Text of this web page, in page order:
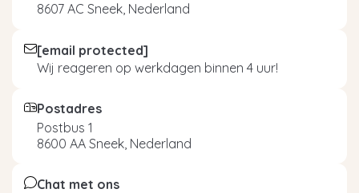
8607 AC Sneek, Nederland
[email protected]
Wij reageren op werkdagen binnen 4 uur!
Postadres
Postbus 1
8600 AA Sneek, Nederland
Chat met ons